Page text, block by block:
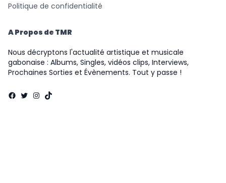
Politique de confidentialité
A Propos de TMR
Nous décryptons l'actualité artistique et musicale
gabonaise : Albums, Singles, vidéos clips, Interviews,
Prochaines Sorties et Évènements. Tout y passe !
Facebook
Twitter
Instagram
TikTok